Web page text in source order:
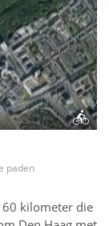
paden
60 kilometer die